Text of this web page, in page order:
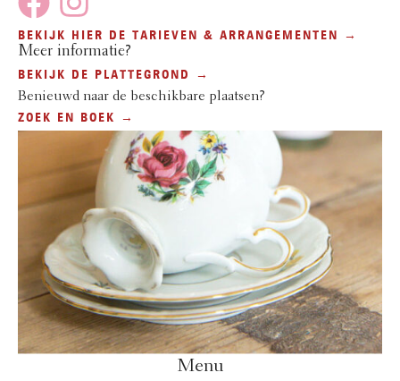
BEKIJK HIER DE TARIEVEN & ARRANGEMENTEN →
Meer informatie?
BEKIJK DE PLATTEGROND →
Benieuwd naar de beschikbare plaatsen?
ZOEK EN BOEK →
Menu